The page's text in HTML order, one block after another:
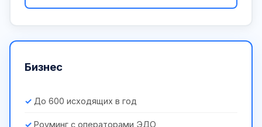
Бизнес
До 600 исходящих в год
Роуминг с операторами ЭДО